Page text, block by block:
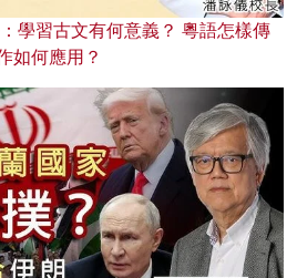
學習古文有何意義？ 粵語怎樣傳
如何應用？